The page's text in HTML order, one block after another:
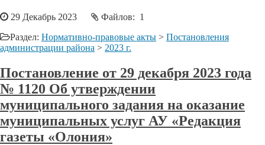
29 Декабрь 2023
Файлов: 1
Раздел: Нормативно-правовые акты > Постановления
администрации района > 2023 г.
Постановление от 29 декабря 2023 года
№ 1120 Об утверждении
муниципального задания на оказание
муниципальных услуг АУ «Редакция
газеты «Олония»